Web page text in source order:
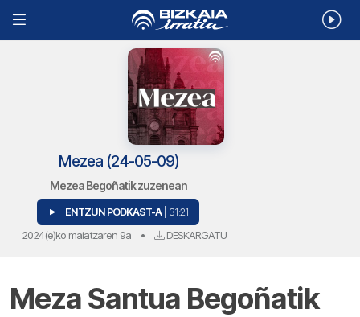
Mezea (24-05-09)
Mezea Begoñatik zuzenean
ENTZUN PODKAST-A | 31:21
2024(e)ko maiatzaren 9a • DESKARGATU
Meza Santua Begoñatik